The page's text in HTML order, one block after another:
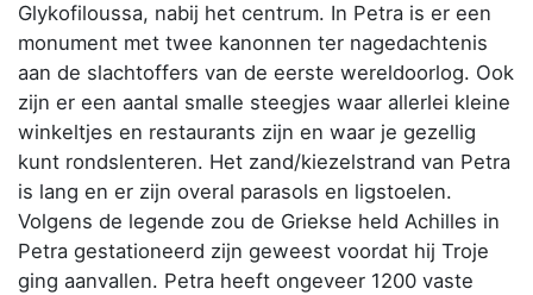
Glykofiloussa, nabij het centrum. In Petra is er een
monument met twee kanonnen ter nagedachtenis
aan de slachtoffers van de eerste wereldoorlog. Ook
zijn er een aantal smalle steegjes waar allerlei kleine
winkeltjes en restaurants zijn en waar je gezellig
kunt rondslenteren. Het zand/kiezelstrand van Petra
is lang en er zijn overal parasols en ligstoelen.
Volgens de legende zou de Griekse held Achilles in
Petra gestationeerd zijn geweest voordat hij Troje
ging aanvallen. Petra heeft ongeveer 1200 vaste